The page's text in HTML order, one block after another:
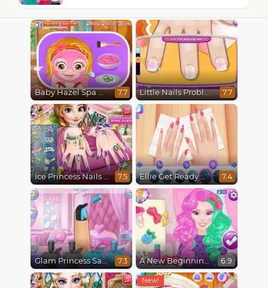
Baby Hazel Spa Makeover 7.7 Little Nails Problems 7.7
Ice Princess Nails Spa 7.5 Ellie Get Ready With Me 2 7.4
Glam Princess Salon 7.3 A New Beginning, From Sad to Fab 6.9